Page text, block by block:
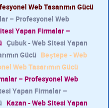
Web Tasarımın Gücü
– Profesyonel Web
Yapan Firmalar –
Çubuk - Web Sitesi Yapan
Gücü Beştepe - Web
Web Tasarımın Gücü
– Profesyonel Web
Yapan Firmalar –
Kazan - Web Sitesi Yapan